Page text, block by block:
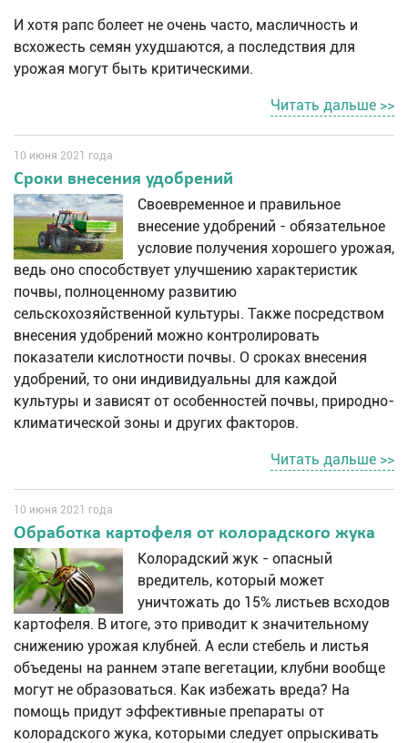
И хотя рапс болеет не очень часто, масличность и
всхожесть семян ухудшаются, а последствия для
урожая могут быть критическими.
Читать дальше >>
10 июня 2021 года
Сроки внесения удобрений
Своевременное и правильное
внесение удобрений - обязательное
условие получения хорошего урожая,
ведь оно способствует улучшению характеристик
почвы, полноценному развитию
сельскохозяйственной культуры. Также посредством
внесения удобрений можно контролировать
показатели кислотности почвы. О сроках внесения
удобрений, то они индивидуальны для каждой
культуры и зависят от особенностей почвы, природно-
климатической зоны и других факторов.
Читать дальше >>
10 июня 2021 года
Обработка картофеля от колорадского жука
Колорадский жук - опасный
вредитель, который может
уничтожать до 15% листьев всходов
картофеля. В итоге, это приводит к значительному
снижению урожая клубней. А если стебель и листья
объедены на раннем этапе вегетации, клубни вообще
могут не образоваться. Как избежать вреда? На
помощь придут эффективные препараты от
колорадского жука, которыми следует опрыскивать